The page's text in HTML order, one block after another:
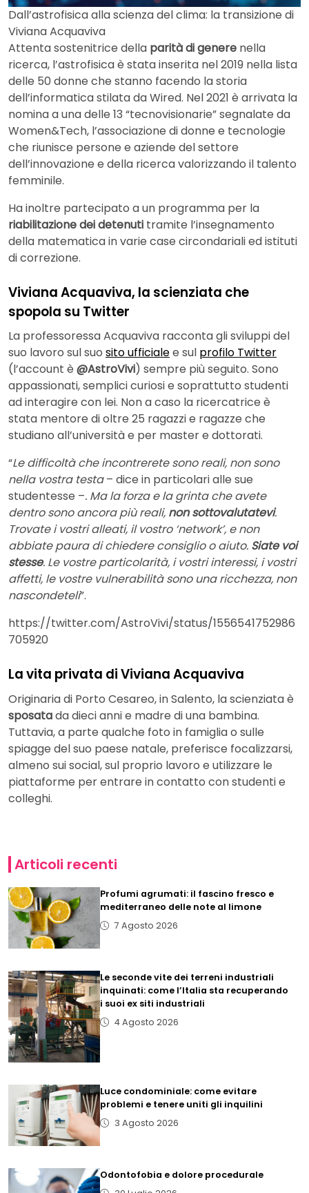
Dall’astrofisica alla scienza del clima: la transizione di
Viviana Acquaviva
Attenta sostenitrice della parità di genere nella
ricerca, l’astrofisica è stata inserita nel 2019 nella lista
delle 50 donne che stanno facendo la storia
dell’informatica stilata da Wired. Nel 2021 è arrivata la
nomina a una delle 13 “tecnovisionarie” segnalate da
Women&Tech, l’associazione di donne e tecnologie
che riunisce persone e aziende del settore
dell’innovazione e della ricerca valorizzando il talento
femminile.
Ha inoltre partecipato a un programma per la
riabilitazione dei detenuti tramite l’insegnamento
della matematica in varie case circondariali ed istituti
di correzione.
Viviana Acquaviva, la scienziata che
spopola su Twitter
La professoressa Acquaviva racconta gli sviluppi del
suo lavoro sul suo sito ufficialee sul profilo Twitter
(l’account è @AstroVivi) sempre più seguito. Sono
appassionati, semplici curiosi e soprattutto studenti
ad interagire con lei. Non a caso la ricercatrice è
stata mentore di oltre 25 ragazzi e ragazze che
studiano all’università e per master e dottorati.
“Le difficoltà che incontrerete sono reali, non sono
nella vostra testa– dice in particolari alle sue
studentesse –. Ma la forza e la grinta che avete
dentro sono ancora più reali, non sottovalutatevi.
Trovate i vostri alleati, il vostro ‘network’, e non
abbiate paura di chiedere consiglio o aiuto. Siate voi
stesse. Le vostre particolarità, i vostri interessi, i vostri
affetti, le vostre vulnerabilità sono una ricchezza, non
nascondeteli”.
https://twitter.com/AstroVivi/status/1556541752986
705920
La vita privata di Viviana Acquaviva
Originaria di Porto Cesareo, in Salento, la scienziata è
sposatada dieci anni e madre di una bambina.
Tuttavia, a parte qualche foto in famiglia o sulle
spiagge del suo paese natale, preferisce focalizzarsi,
almeno sui social, sul proprio lavoro e utilizzare le
piattaforme per entrare in contatto con studenti e
colleghi.
Articoli recenti
Profumi agrumati: il fascino fresco e
mediterraneo delle note al limone
7 Agosto 2026
Le seconde vite dei terreni industriali
inquinati: come l’Italia sta recuperando
i suoi ex siti industriali
4 Agosto 2026
Luce condominiale: come evitare
problemi e tenere uniti gli inquilini
3 Agosto 2026
Odontofobia e dolore procedurale